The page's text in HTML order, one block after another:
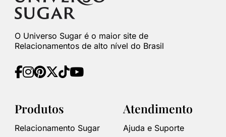
O Universo Sugar é o maior site de
Relacionamentos de alto nível do Brasil
Produtos
Relacionamento Sugar
Atendimento
Ajuda e Suporte